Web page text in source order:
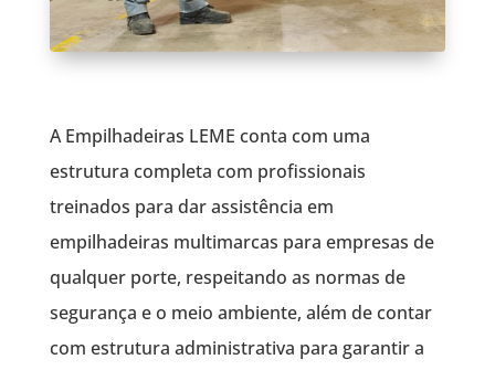
A Empilhadeiras LEME conta com uma
estrutura completa com profissionais
treinados para dar assistência em
empilhadeiras multimarcas para empresas de
qualquer porte, respeitando as normas de
segurança e o meio ambiente, além de contar
com estrutura administrativa para garantir a